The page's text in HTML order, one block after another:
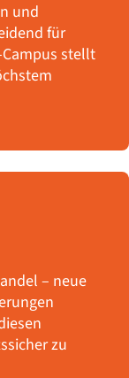
und
für
stellt
– neue
zu